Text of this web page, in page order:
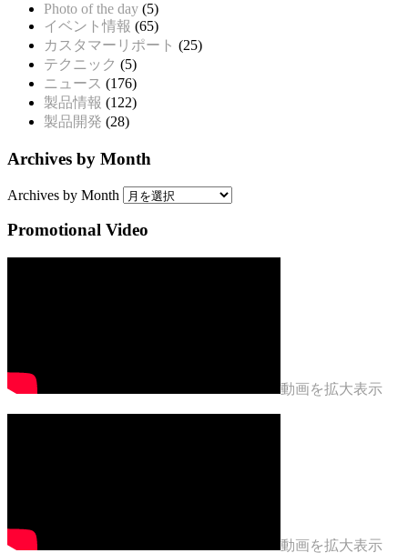
Photo of the day (5)
イベント情報 (65)
カスタマーリポート (25)
テクニック (5)
ニュース (176)
製品情報 (122)
製品開発 (28)
Archives by Month
Archives by Month
Promotional Video
動画を拡大表示
動画を拡大表示